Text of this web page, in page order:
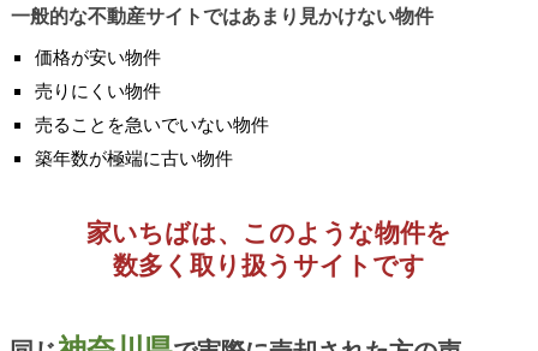
一般的な不動産サイトではあまり見かけない物件
価格が安い物件
売りにくい物件
売ることを急いでいない物件
築年数が極端に古い物件
家いちばは、このような物件を
数多く取り扱うサイトです